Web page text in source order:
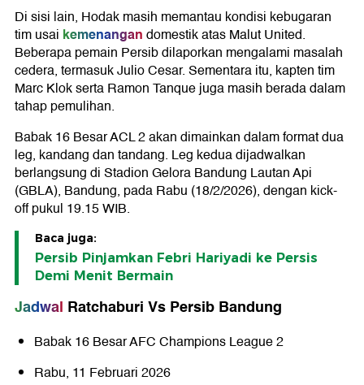
Di sisi lain, Hodak masih memantau kondisi kebugaran
tim usai kemenangandomestik atas Malut United.
Beberapa pemain Persib dilaporkan mengalami masalah
cedera, termasuk Julio Cesar. Sementara itu, kapten tim
Marc Klok serta Ramon Tanque juga masih berada dalam
tahap pemulihan.
Babak 16 Besar ACL 2 akan dimainkan dalam format dua
leg, kandang dan tandang. Leg kedua dijadwalkan
berlangsung di Stadion Gelora Bandung Lautan Api
(GBLA), Bandung, pada Rabu (18/2/2026), dengan kick-
off pukul 19.15 WIB.
Baca juga:
Persib Pinjamkan Febri Hariyadi ke Persis
Demi Menit Bermain
Jadwal Ratchaburi Vs Persib Bandung
Babak 16 Besar AFC Champions League 2
Rabu, 11 Februari 2026